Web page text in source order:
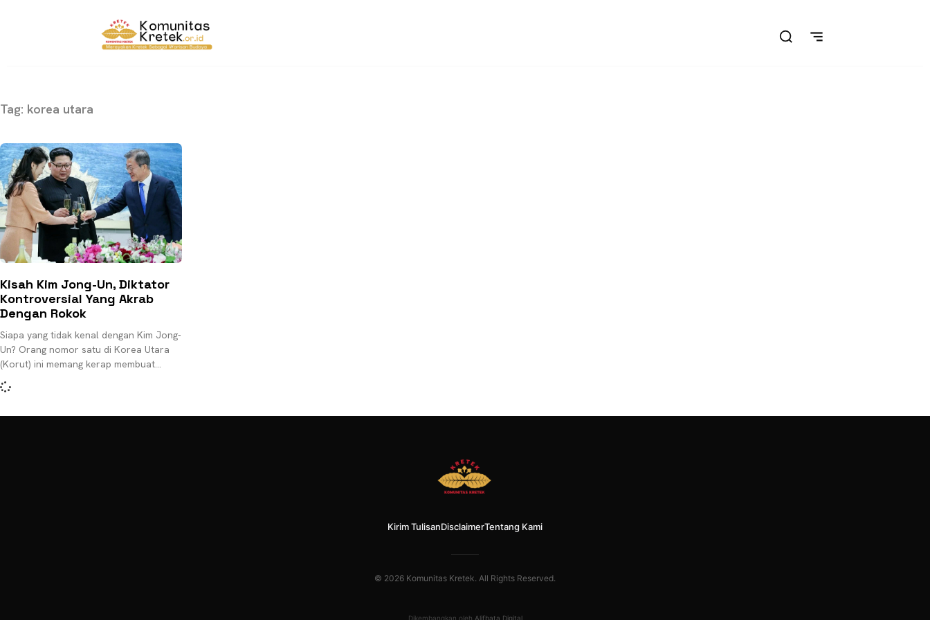
Tag: korea utara
Kisah Kim Jong-Un, Diktator
Kontroversial Yang Akrab
Dengan Rokok
Siapa yang tidak kenal dengan Kim Jong-
Un? Orang nomor satu di Korea Utara
(Korut) ini memang kerap membuat
kontroversi, khususnya dalam pergaulan
internasional. Media internasional
Kirim TulisanDisclaimerTentang Kami
© 2026 Komunitas Kretek. All Rights Reserved.
Dikembangkan oleh Alifbata Digital